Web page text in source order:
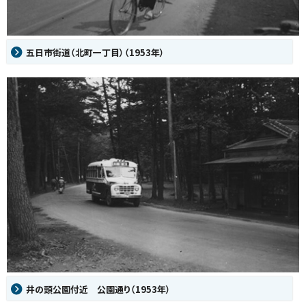
五日市街道（北町一丁目）（1953年）
井の頭公園付近 公園通り（1953年）